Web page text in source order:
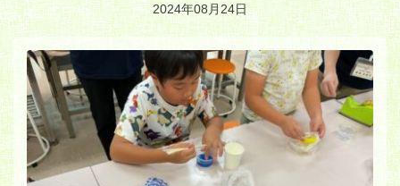
2024年08月24日